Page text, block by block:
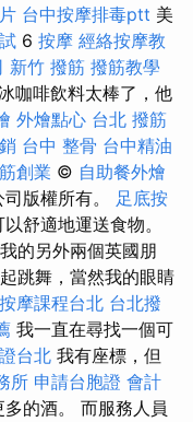
台中按摩排毒ptt 美
6 按摩 經絡按摩教
新竹 撥筋 撥筋教學
冰咖啡飲料太棒了，他
外燴點心 台北 撥筋
台中 整骨 台中精油
創業 © 自助餐外燴
版權所有。 足底按
舒適地運送食物。
的另外兩個英國朋
跳舞，當然我的眼睛
按摩課程台北 台北撥
我一直在尋找一個可
台北 我有座標，但
所 申請台胞證 會計
的酒。 而服務人員